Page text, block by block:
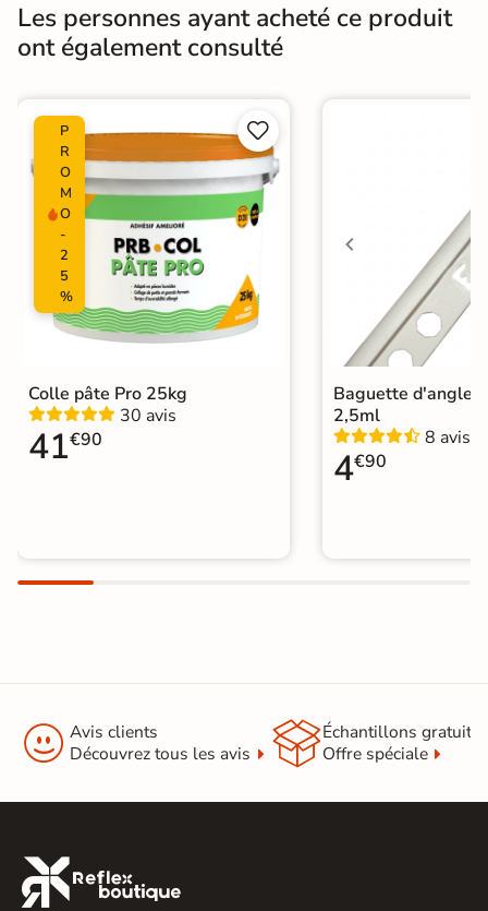
Conditionnement Boite
Pose Coller
Support Placo, tout type de support mural
Normes Certification CE
Origine Espagne
Zellige|Carrelage Gris |
Carrelage sol cuisine|
Les personnes ayant acheté ce produit
ont également consulté
P
R
O
M
O
-
2
5
%


Colle pâte Pro 25kg
30 avis
41€90
Baguette d'angle
2,5ml
8 avis
4€90
 Avis clients
Découvrez tous les avis
Échantillons gratuit
Offre spéciale
